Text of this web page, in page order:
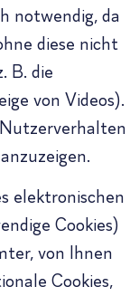
notwendig, da
diese nicht
B. die
von Videos).
elektronischen
Cookies)
von Ihnen
Cookies,